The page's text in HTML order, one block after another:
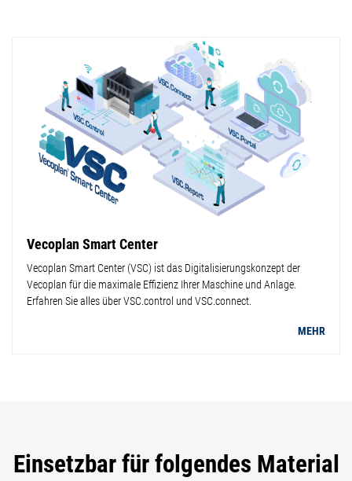
Vecoplan Smart Center
Vecoplan Smart Center (VSC) ist das Digitalisierungskonzept der
Vecoplan für die maximale Effizienz Ihrer Maschine und Anlage.
Erfahren Sie alles über VSC.control und VSC.connect.
MEHR
Einsetzbar für folgendes Material